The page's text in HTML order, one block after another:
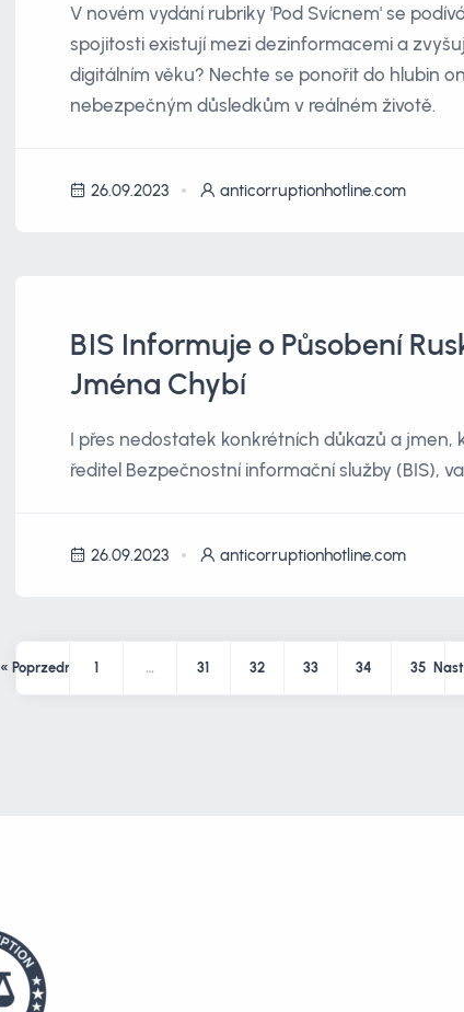
V novém vydání rubriky 'Pod Svícnem' se
spojitosti existují mezi dezinformacemi a
digitálním věku? Nechte se ponořit do hlubin
nebezpečným důsledkům v reálném životě.
26.09.2023 anticorruptionhotline.com
BIS Informuje o Působení
Jména Chybí
I přes nedostatek konkrétních důkazů a jmen,
ředitel Bezpečnostní informační služby (BIS),
26.09.2023 anticorruptionhotline.com
« Poprzednia 1 … 31 32 33 34 35